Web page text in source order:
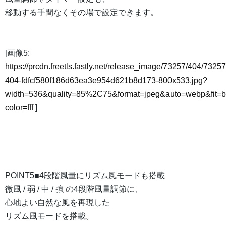
移動する手間なくその場で設定できます。
[画像5:
https://prcdn.freetls.fastly.net/release_image/73257/404/
404-fdfcf580f186d63ea3e954d621b8d173-800x533.jpg?
color=fff]
POINT5■4段階風量にリズム風モードも搭載
微風 / 弱 / 中 / 強 の4段階風量調節に、
心地よい自然な風を再現した
リズム風モードを搭載。